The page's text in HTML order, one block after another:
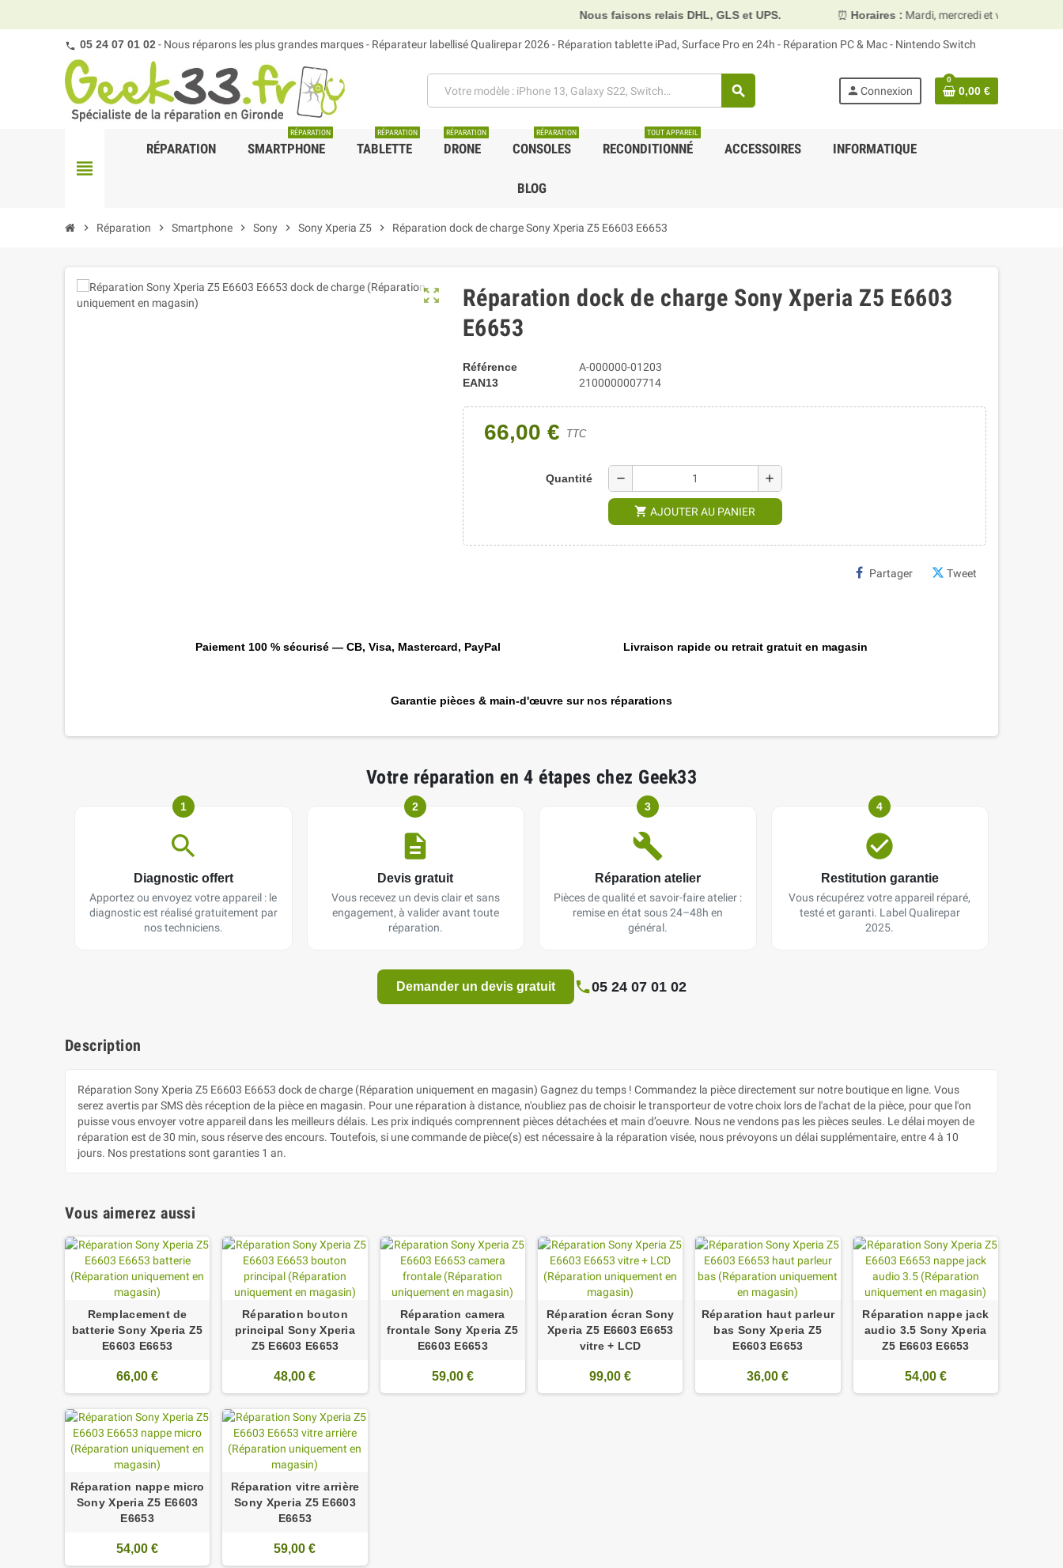
Nous faisons relais DHL, GLS et UPS. ⏰Horaires : Mardi, mercredi et vendredi 10h00–13h30 &
05 24 07 01 02- Nous réparons les plus grandes marques - Réparateur labellisé Qualirepar 2026 - Réparation tablette iPad, Surface Pro en 24h - Réparation PC & Mac - Nintendo Switch
search person Connexion
0
0,00 €
view_headline
RÉPARATION SMARTPHONE
RÉPARATION
TABLETTE
RÉPARATION
DRONE
RÉPARATION
CONSOLES
RÉPARATION
RECONDITIONNÉ
TOUT APPAREIL
ACCESSOIRES INFORMATIQUE
BLOG
chevron_right Réparation chevron_right Smartphone chevron_right Sony chevron_right Sony Xperia Z5 chevron_right Réparation dock de charge Sony Xperia Z5 E6603 E6653
zoom_out_map
Réparation dock de charge Sony Xperia Z5 E6603
E6653
Référence
A-000000-01203
EAN13
2100000007714
66,00 € TTC
Quantité remove add
shopping_cart AJOUTER AU PANIER
Partager Tweet
Paiement 100 % sécurisé — CB, Visa, Mastercard, PayPal Livraison rapide ou retrait gratuit en magasin
Garantie pièces & main-d'œuvre sur nos réparations
Votre réparation en 4 étapes chez Geek33
1
Diagnostic offert
Apportez ou envoyez votre appareil : le
diagnostic est réalisé gratuitement par
nos techniciens.
2
Devis gratuit
Vous recevez un devis clair et sans
engagement, à valider avant toute
réparation.
3
Réparation atelier
Pièces de qualité et savoir-faire atelier :
remise en état sous 24–48h en
général.
4
Restitution garantie
Vous récupérez votre appareil réparé,
testé et garanti. Label Qualirepar
2025.
Demander un devis gratuit 05 24 07 01 02
Description
Réparation Sony Xperia Z5 E6603 E6653 dock de charge (Réparation uniquement en magasin) Gagnez du temps ! Commandez la pièce directement sur notre boutique en ligne. Vous
serez avertis par SMS dès réception de la pièce en magasin. Pour une réparation à distance, n'oubliez pas de choisir le transporteur de votre choix lors de l'achat de la pièce, pour que l'on
puisse vous envoyer votre appareil dans les meilleurs délais. Les prix indiqués comprennent pièces détachées et main d’oeuvre. Nous ne vendons pas les pièces seules. Le délai moyen de
réparation est de 30 min, sous réserve des encours. Toutefois, si une commande de pièce(s) est nécessaire à la réparation visée, nous prévoyons un délai supplémentaire, entre 4 à 10
jours. Nos prestations sont garanties 1 an.
Vous aimerez aussi
Remplacement de
batterie Sony Xperia Z5
E6603 E6653
66,00 €
Réparation bouton
principal Sony Xperia
Z5 E6603 E6653
48,00 €
Réparation camera
frontale Sony Xperia Z5
E6603 E6653
59,00 €
Réparation écran Sony
Xperia Z5 E6603 E6653
vitre + LCD
99,00 €
Réparation haut parleur
bas Sony Xperia Z5
E6603 E6653
36,00 €
Réparation nappe jack
audio 3.5 Sony Xperia
Z5 E6603 E6653
54,00 €
Réparation nappe micro
Sony Xperia Z5 E6603
E6653
54,00 €
Réparation vitre arrière
Sony Xperia Z5 E6603
E6653
59,00 €